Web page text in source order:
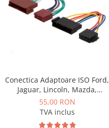
Conectica Adaptoare ISO Ford,
Jaguar, Lincoln, Mazda,
Mercury, Nissan - AD-
ISOFORD1
55,00 RON
TVA inclus